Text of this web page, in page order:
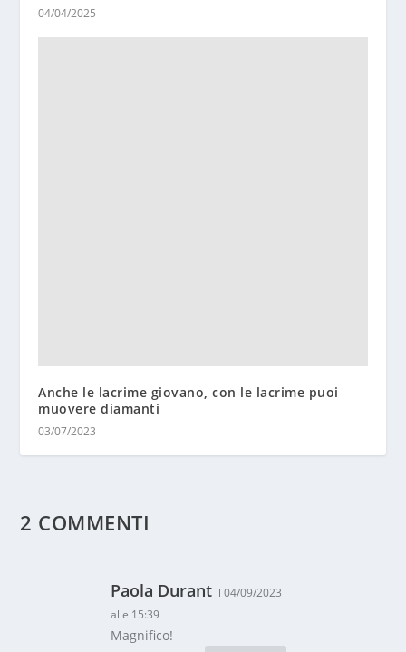
04/04/2025
Anche le lacrime giovano, con le lacrime puoi
muovere diamanti
03/07/2023
2 COMMENTI
Paola Durant il 04/09/2023
alle 15:39
Magnifico!